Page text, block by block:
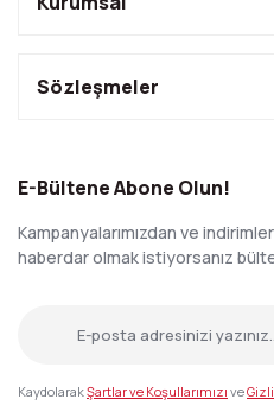
Sözleşmeler
E-Bültene Abone Olun!
Kampanyalarımızdan ve
haberdar olmak istiyorsanız
KaydolarakŞartlar ve Koşullarımızı ve